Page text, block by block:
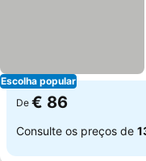
Escolha popular
De € 86
Consulte os preços de